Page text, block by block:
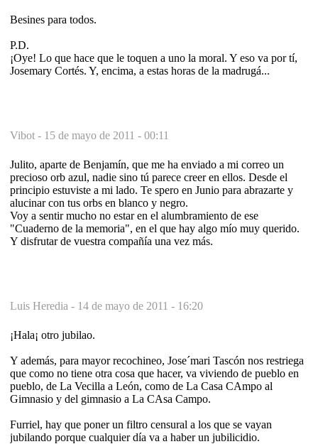
Besines para todos.
P.D.
¡Oye! Lo que hace que le toquen a uno la moral. Y eso va por tí,
Josemary Cortés. Y, encima, a estas horas de la madrugá...
Vibot - 15 de mayo de 2011 - 00:11
Julito, aparte de Benjamín, que me ha enviado a mi correo un
precioso orb azul, nadie sino tú parece creer en ellos. Desde el
principio estuviste a mi lado. Te spero en Junio para abrazarte y
alucinar con tus orbs en blanco y negro.
Voy a sentir mucho no estar en el alumbramiento de ese
"Cuaderno de la memoria", en el que hay algo mío muy querido.
Y disfrutar de vuestra compañía una vez más.
Luis Heredia - 14 de mayo de 2011 - 16:20
¡Hala¡ otro jubilao.
Y además, para mayor recochineo, Jose´mari Tascón nos restriega
que como no tiene otra cosa que hacer, va viviendo de pueblo en
pueblo, de La Vecilla a León, como de La Casa CAmpo al
Gimnasio y del gimnasio a La CAsa Campo.
Furriel, hay que poner un filtro censural a los que se vayan
jubilando porque cualquier día va a haber un jubilicidio.